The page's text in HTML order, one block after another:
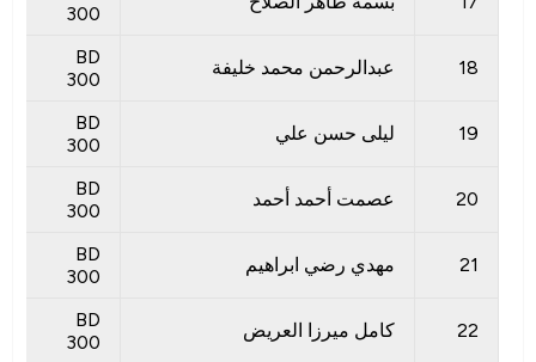
300
18 عبدالرحمن محمد خليفة
BD
300
19 ليلى حسن علي
BD
300
20 عصمت أحمد أحمد
BD
300
21 مهدي رضي ابراهيم
BD
300
22 كامل ميرزا ​​العريض
BD
300